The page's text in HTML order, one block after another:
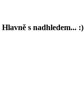
Hlavně s nadhledem... :)